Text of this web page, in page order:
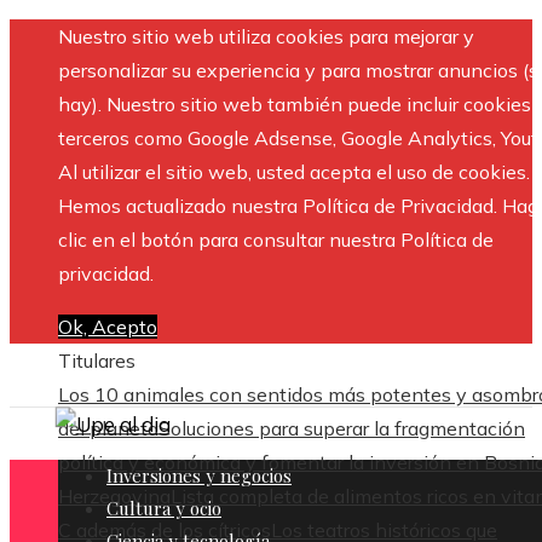
Nuestro sitio web utiliza cookies para mejorar y
personalizar su experiencia y para mostrar anuncios
hay). Nuestro sitio web también puede incluir cookies
terceros como Google Adsense, Google Analytics,
Al utilizar el sitio web, usted acepta el uso de cookies.
Hemos actualizado nuestra Política de Privacidad.
clic en el botón para consultar nuestra Política de
privacidad.
Ok, Acepto
Titulares
Los 10 animales con sentidos más potentes y
del planetaSoluciones para superar la fragmentación
política y económica y fomentar la inversión en
Herzegovina
Lista completa de alimentos ricos en
C además de los cítricos
Los teatros históricos que
Inversiones y negocios
Cultura y ocio